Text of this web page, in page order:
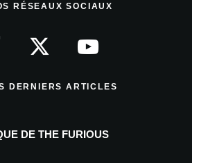
RÉSEAUX SOCIAUX
DERNIERS ARTICLES
DE THE FURIOUS